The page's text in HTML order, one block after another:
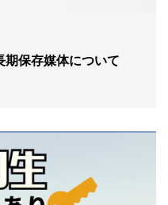
期保存媒体について